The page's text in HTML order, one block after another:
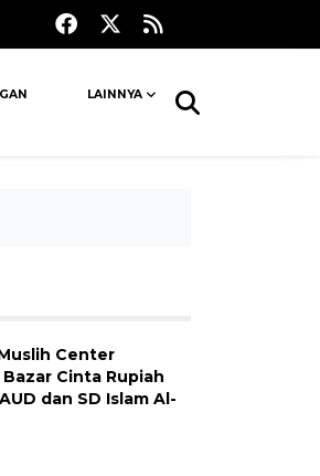
LAINNYA
Center
Cinta Rupiah
dan SD Islam Al-